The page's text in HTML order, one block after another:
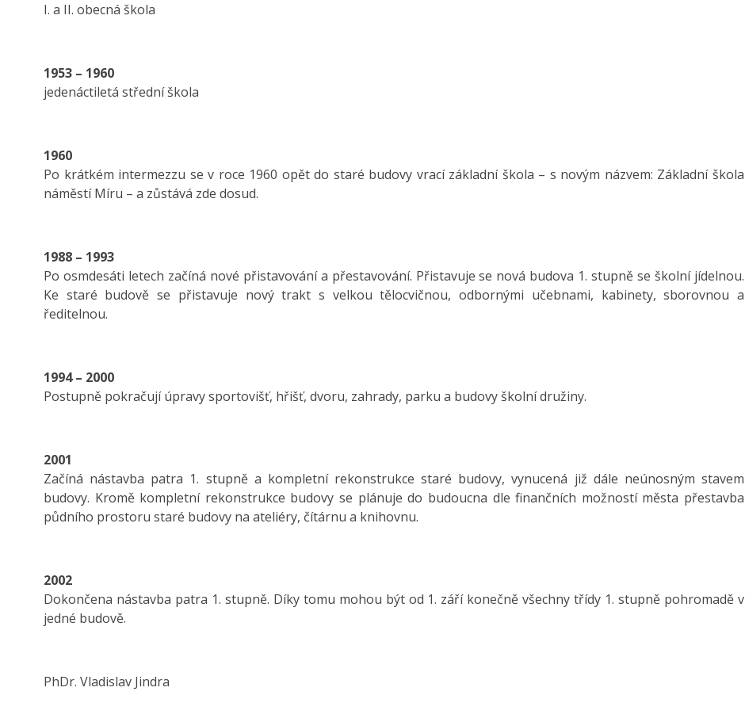
I. a II. obecná škola
1953 – 1960
jedenáctiletá střední škola
1960
Po krátkém intermezzu se v roce 1960 opět do staré budovy vrací základní škola – s novým názvem: Základní škola
náměstí Míru – a zůstává zde dosud.
1988 – 1993
Po osmdesáti letech začíná nové přistavování a přestavování. Přistavuje se nová budova 1. stupně se školní jídelnou.
Ke staré budově se přistavuje nový trakt s velkou tělocvičnou, odbornými učebnami, kabinety, sborovnou a
ředitelnou.
1994 – 2000
Postupně pokračují úpravy sportovišť, hřišť, dvoru, zahrady, parku a budovy školní družiny.
2001
Začíná nástavba patra 1. stupně a kompletní rekonstrukce staré budovy, vynucená již dále neúnosným stavem
budovy. Kromě kompletní rekonstrukce budovy se plánuje do budoucna dle finančních možností města přestavba
půdního prostoru staré budovy na ateliéry, čítárnu a knihovnu.
2002
Dokončena nástavba patra 1. stupně. Díky tomu mohou být od 1. září konečně všechny třídy 1. stupně pohromadě v
jedné budově.
PhDr. Vladislav Jindra